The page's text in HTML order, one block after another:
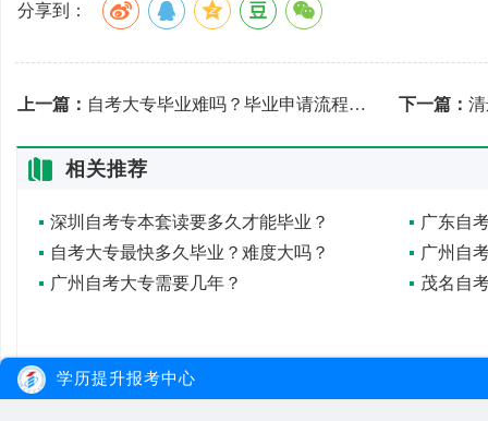
分享到：
上一篇： 自考大专毕业难吗？毕业申请流程是什么？ 下一篇：
相关推荐
深圳自考专本套读要多久才能毕业？
广东自
自考大专最快多久毕业？难度大吗？
广州自
广州自考大专需要几年？
茂名自
学历提升报考中心